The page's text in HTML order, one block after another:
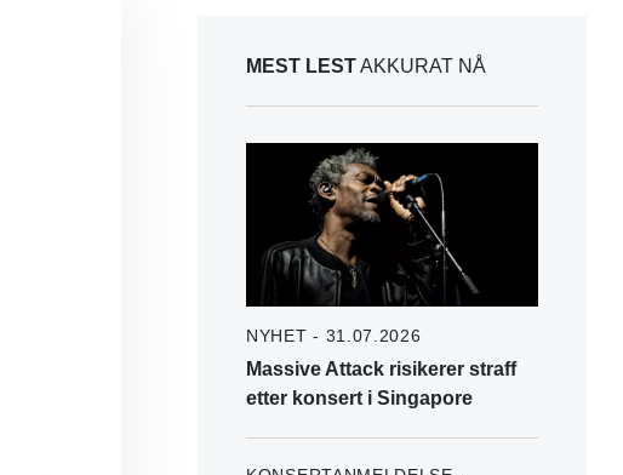
MEST LESTAKKURAT NÅ
NYHET - 31.07.2026
Massive Attack risikerer straff
etter konsert i Singapore